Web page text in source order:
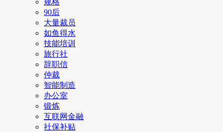
90后
大量裁员
如鱼得水
技能培训
旅行社
辞职信
仲裁
智能制造
办公室
锻炼
互联网金融
社保补贴